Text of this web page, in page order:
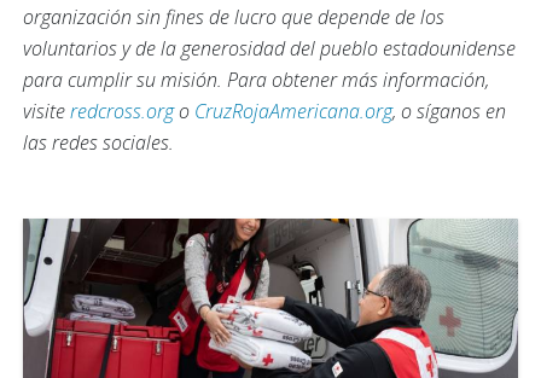
organización sin fines de lucro que depende de los
voluntarios y de la generosidad del pueblo estadounidense
para cumplir su misión. Para obtener más información,
visiteredcross.orgo CruzRojaAmericana.org, o síganos en
las redes sociales.